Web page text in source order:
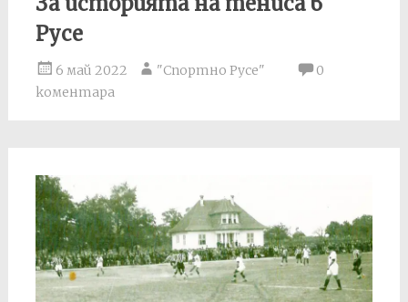
Русе
6 май 2022 "Спортно Русе"
0
коментара